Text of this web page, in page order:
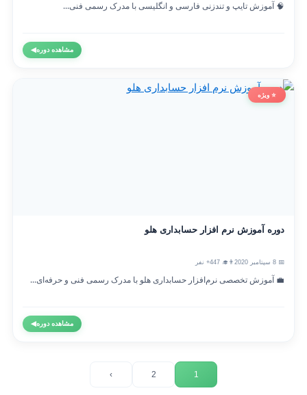
🧠 آموزش تایپ و تندزنی فارسی و انگلیسی با مدرک رسمی فنی...
مشاهده دوره◀
⭐ ویژه
دوره آموزش نرم افزار حسابداری هلو
👨‍🎓 447+ نفر
💼 آموزش تخصصی نرم‌افزار حسابداری هلو با مدرک رسمی فنی و حرفه‌ای...
مشاهده دوره◀